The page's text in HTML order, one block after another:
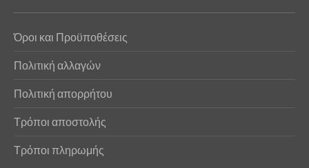
Όροι και Προϋποθέσεις
Πολιτική αλλαγών
Πολιτική απορρήτου
Τρόποι αποστολής
Τρόποι πληρωμής